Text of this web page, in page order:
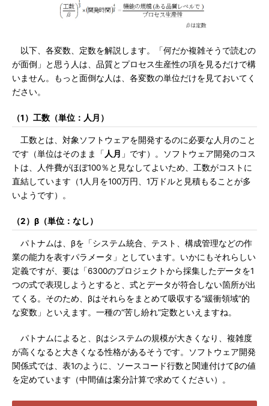
以下、各変数、定数を解説します。「何だか複雑そうで読むの
が面倒」と思う人は、品質とプロセス生産性の項を見るだけで構
いません。もっと面倒な人は、各変数の単位だけを見ておいてく
ださい。
（1）工数（単位：人月）
工数とは、対象ソフトウェアを開発するのに必要な人月のこと
です（単位はそのまま「 人月 」です）。ソフトウェア開発のコス
トは、人件費がほぼ100％と見なしてよいため、工数がコストに
直結しています（1人月を100万円、1万ドルと見積もることが多
いようです）。
（2）β（単位：なし）
パトナムは、βを「システム統合、テスト、構成管理などの作
業の能力を表すパラメータ」としています。いかにもそれらしい
定義ですが、要は「6300のプロジェクトから採集したデータを1
つの式で表現しようとすると、式とデータが符合しない箇所が出
てくる。そのため、βはそれらをまとめて吸収する“緩衝領域”的
な変数」といえます。一種の“苦し紛れ”定数といえますね。
パトナムによると、βはシステムの規模が大きくなり、複雑度
が高くなると大きくなる性格があるそうです。ソフトウェア開発
関係式では、表1のように、ソースコード行数と関連付けてβの値
を定めています（中間値は案分計算で求めてください）。